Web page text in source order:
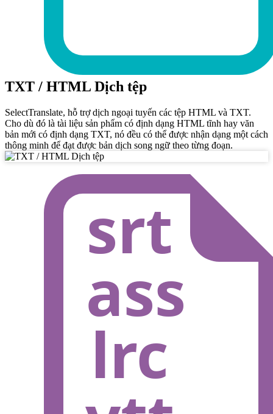
TXT / HTML Dịch tệp
SelectTranslate, hỗ trợ dịch ngoại tuyến các tệp HTML và TXT.
Cho dù đó là tài liệu sản phẩm có định dạng HTML tĩnh hay văn
bản mới có định dạng TXT, nó đều có thể được nhận dạng một cách
thông minh để đạt được bản dịch song ngữ theo từng đoạn.